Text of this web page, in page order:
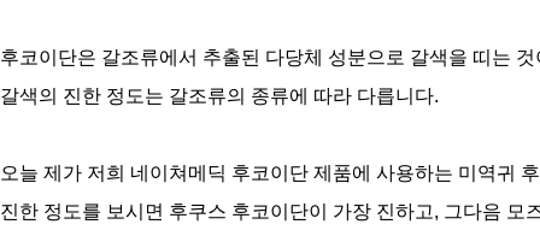
후코이단은 갈조류에서 추출된 다당체 성분으로 갈색을 띠는
갈색의 진한 정도는 갈조류의 종류에 따라 다릅니다.
오늘 제가 저희 네이쳐메딕 후코이단 제품에 사용하는 미역귀
진한 정도를 보시면 후쿠스 후코이단이 가장 진하고, 그다음